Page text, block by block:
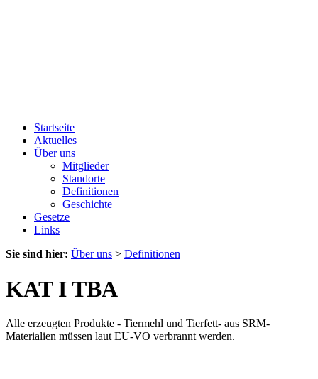
Startseite
Aktuelles
Über uns
Mitglieder
Standorte
Definitionen
Geschichte
Gesetze
Links
Sie sind hier: Über uns > Definitionen
KAT I TBA
Alle erzeugten Produkte - Tiermehl und Tierfett- aus SRM-
Materialien müssen laut EU-VO verbrannt werden.